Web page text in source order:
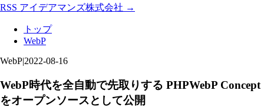
RSS アイデアマンズ株式会社 →
トップ
WebP
WebP|2022-08-16
WebP時代を全自動で先取りする PHPWebP Concept
をオープンソースとして公開